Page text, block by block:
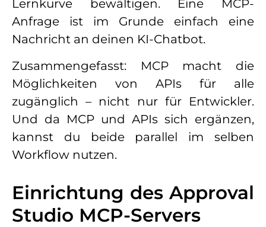
Lernkurve bewältigen. Eine MCP-
Anfrage ist im Grunde einfach eine
Nachricht an deinen KI-Chatbot.
Zusammengefasst: MCP macht die
Möglichkeiten von APIs für alle
zugänglich – nicht nur für Entwickler.
Und da MCP und APIs sich ergänzen,
kannst du beide parallel im selben
Workflow nutzen.
Einrichtung des Approval
Studio MCP-Servers